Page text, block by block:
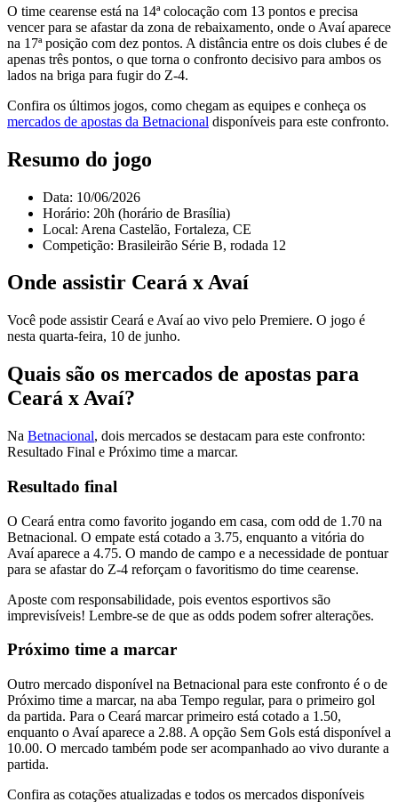
O time cearense está na 14ª colocação com 13 pontos e precisa
vencer para se afastar da zona de rebaixamento, onde o Avaí aparece
na 17ª posição com dez pontos. A distância entre os dois clubes é de
apenas três pontos, o que torna o confronto decisivo para ambos os
lados na briga para fugir do Z-4.
Confira os últimos jogos, como chegam as equipes e conheça os
mercados de apostas da Betnacional disponíveis para este confronto.
Resumo do jogo
Data: 10/06/2026
Horário: 20h (horário de Brasília)
Local: Arena Castelão, Fortaleza, CE
Competição: Brasileirão Série B, rodada 12
Onde assistir Ceará x Avaí
Você pode assistir Ceará e Avaí ao vivo pelo Premiere. O jogo é
nesta quarta-feira, 10 de junho.
Quais são os mercados de apostas para
Ceará x Avaí?
Na Betnacional, dois mercados se destacam para este confronto:
Resultado Final e Próximo time a marcar.
Resultado final
O Ceará entra como favorito jogando em casa, com odd de 1.70 na
Betnacional. O empate está cotado a 3.75, enquanto a vitória do
Avaí aparece a 4.75. O mando de campo e a necessidade de pontuar
para se afastar do Z-4 reforçam o favoritismo do time cearense.
Aposte com responsabilidade, pois eventos esportivos são
imprevisíveis! Lembre-se de que as odds podem sofrer alterações.
Próximo time a marcar
Outro mercado disponível na Betnacional para este confronto é o de
Próximo time a marcar, na aba Tempo regular, para o primeiro gol
da partida. Para o Ceará marcar primeiro está cotado a 1.50,
enquanto o Avaí aparece a 2.88. A opção Sem Gols está disponível a
10.00. O mercado também pode ser acompanhado ao vivo durante a
partida.
Confira as cotações atualizadas e todos os mercados disponíveis